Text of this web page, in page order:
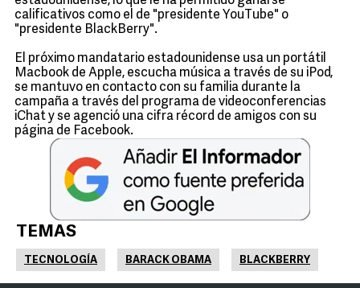
calificativos como el de "presidente YouTube" o
"presidente BlackBerry".
El próximo mandatario estadounidense usa un portátil
Macbook de Apple, escucha música a través de su iPod,
se mantuvo en contacto con su familia durante la
campaña a través del programa de videoconferencias
iChat y se agenció una cifra récord de amigos con su
página de Facebook.
TEMAS
TECNOLOGÍA BARACK OBAMA BLACKBERRY